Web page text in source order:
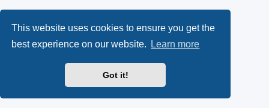
This website uses cookies to ensure you get the
best experience on our website.
Learn more
Got it!